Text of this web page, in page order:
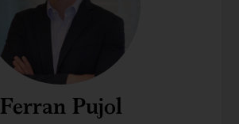
Ferran Pujol